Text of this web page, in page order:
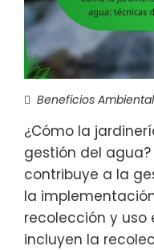
Beneficios
¿Cómo la
gestión del
contribuye a la
la
recolección y uso
incluyen la